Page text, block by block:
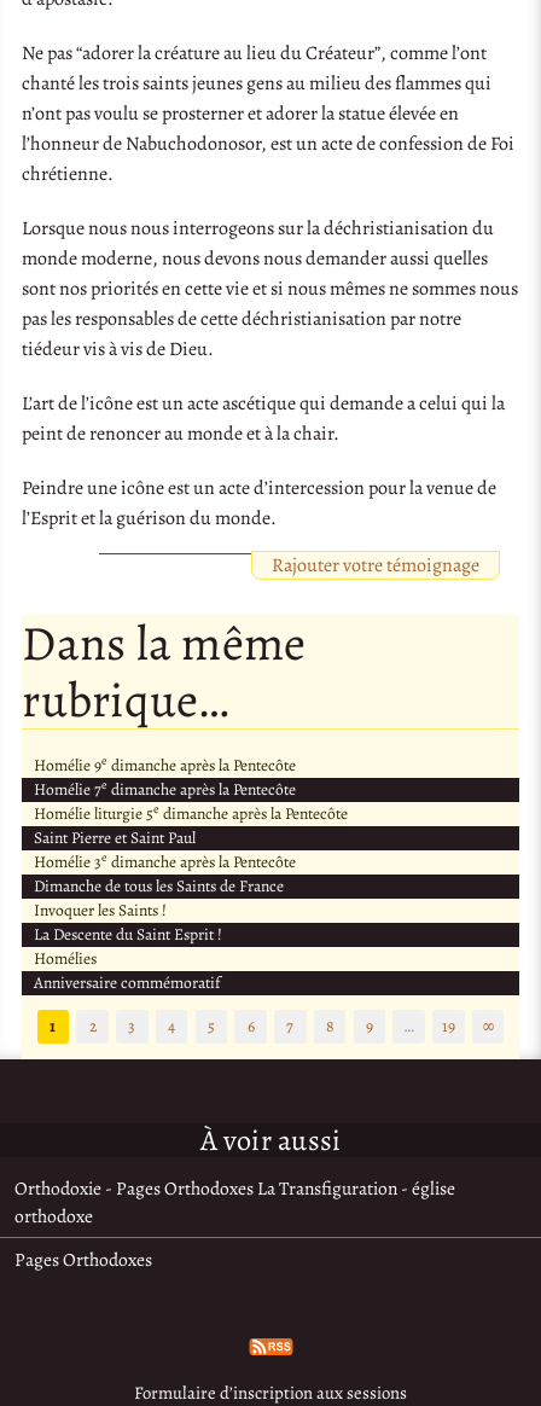
Ne pas “adorer la créature au lieu du Créateur”, comme l’ont
chanté les trois saints jeunes gens au milieu des flammes qui
n’ont pas voulu se prosterner et adorer la statue élevée en
l’honneur de Nabuchodonosor, est un acte de confession de Foi
chrétienne.
Lorsque nous nous interrogeons sur la déchristianisation du
monde moderne, nous devons nous demander aussi quelles
sont nos priorités en cette vie et si nous mêmes ne sommes nous
pas les responsables de cette déchristianisation par notre
tiédeur vis à vis de Dieu.
L’art de l’icône est un acte ascétique qui demande a celui qui la
peint de renoncer au monde et à la chair.
Peindre une icône est un acte d’intercession pour la venue de
l’Esprit et la guérison du monde.
Rajouter votre témoignage
Dans la même
rubrique…
Homélie 9e dimanche après la Pentecôte
Homélie 7e dimanche après la Pentecôte
Homélie liturgie 5e dimanche après la Pentecôte
Saint Pierre et Saint Paul
Homélie 3e dimanche après la Pentecôte
Dimanche de tous les Saints de France
Invoquer les Saints !
La Descente du Saint Esprit !
Homélies
Anniversaire commémoratif
1
2 3 4 5 6 7 8 9 … 19 ∞
À voir aussi
Orthodoxie - Pages Orthodoxes La Transfiguration - église
orthodoxe
Pages Orthodoxes
Formulaire d’inscription aux sessions